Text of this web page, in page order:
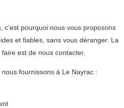
c’est pourquoi nous vous proposons
et fiables, sans vous déranger. La
est de nous contacter.
fournissons à Le Nayrac :